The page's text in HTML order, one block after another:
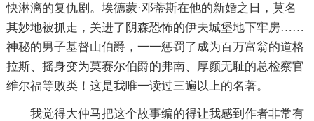
快淋漓的复仇剧。埃德蒙·邓蒂斯在他的新婚之日，莫名
其妙地被抓走，关进了阴森恐怖的伊夫城堡地下牢房……
神秘的男子基督山伯爵，一一惩罚了成为百万富翁的道格
拉斯、摇身变为莫赛尔伯爵的弗南、厚颜无耻的总检察官
维尔福等败类！这是我唯一读过三遍以上的名著。
我觉得大仲马把这个故事编的得让我感到作者非常有